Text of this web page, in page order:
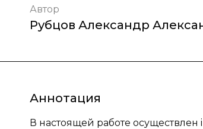
Автор
Рубцов Александр
Аннотация
В настоящей работе